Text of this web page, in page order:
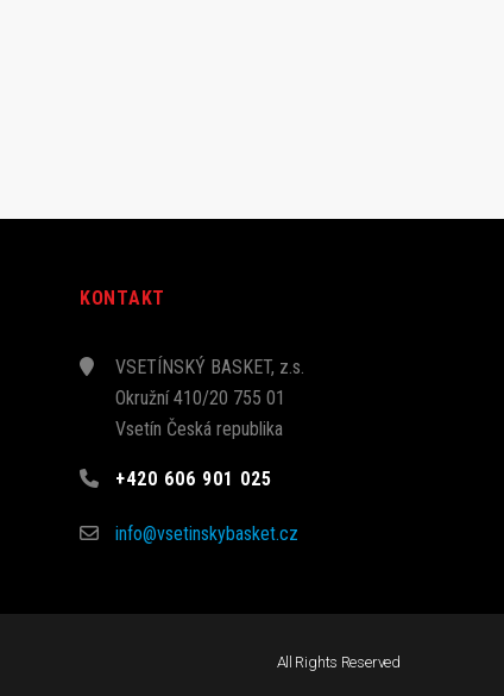
KONTAKT
VSETÍNSKÝ BASKET, z.s.
Okružní 410/20 755 01
Vsetín Česká republika
+420 606 901 025
info@vsetinskybasket.cz
All Rights Reserved